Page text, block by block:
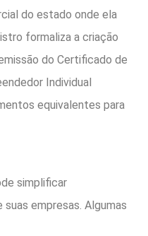
do estado onde ela
formaliza a criação
do Certificado de
Individual
equivalentes para
simplificar
empresas. Algumas